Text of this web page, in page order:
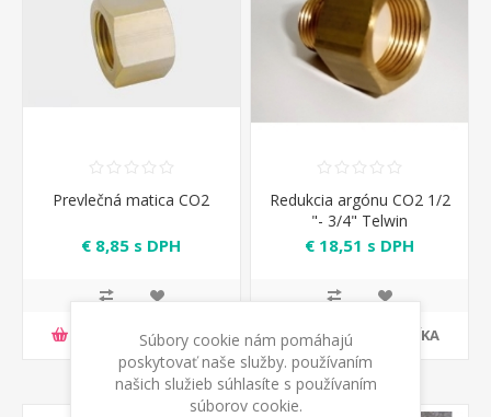
Prevlečná matica CO2
€ 8,85 s DPH
PRIDAŤ DO KOŠÍKA
Redukcia argónu CO2 1/2
"- 3/4" Telwin
€ 18,51 s DPH
PRIDAŤ DO KOŠÍKA
Súbory cookie nám pomáhajú
poskytovať naše služby. používaním
našich služieb súhlasíte s používaním
súborov cookie.